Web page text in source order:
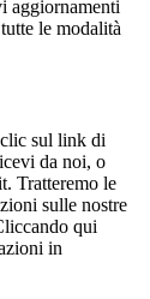
aggiornamenti
le modalità
sul link di
da noi, o
Tratteremo le
sulle nostre
qui
in